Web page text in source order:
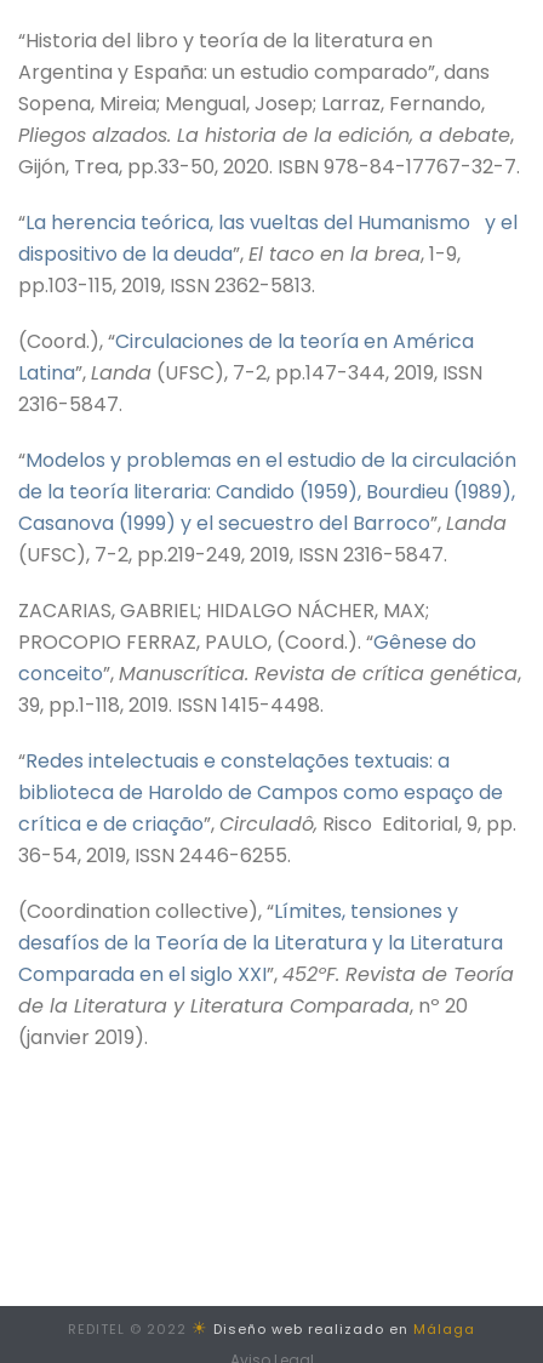
“Historia del libro y teoría de la literatura en
Argentina y España: un estudio comparado”, dans
Sopena, Mireia; Mengual, Josep; Larraz, Fernando,
Pliegos alzados. La historia de la edición, a debate,
Gijón, Trea, pp.33-50, 2020. ISBN 978-84-17767-32-7.
“La herencia teórica, las vueltas del Humanismo y el
dispositivo de la deuda”,El taco en la brea, 1-9,
pp.103-115, 2019, ISSN 2362-5813.
(Coord.), “Circulaciones de la teoría en América
Latina”,Landa (UFSC), 7-2, pp.147-344, 2019, ISSN
2316-5847.
“Modelos y problemas en el estudio de la circulación
de la teoría literaria: Candido (1959), Bourdieu (1989),
Casanova (1999) y el secuestro del Barroco”,Landa
(UFSC), 7-2, pp.219-249, 2019, ISSN 2316-5847.
ZACARIAS, GABRIEL; HIDALGO NÁCHER, MAX;
PROCOPIO FERRAZ, PAULO, (Coord.). “Gênese do
conceito”,Manuscrítica. Revista de crítica genética,
39, pp.1-118, 2019. ISSN 1415-4498.
“Redes intelectuais e constelações textuais: a
biblioteca de Haroldo de Campos como espaço de
crítica e de criação”,Circuladô, Risco Editorial, 9, pp.
36-54, 2019, ISSN 2446-6255.
(Coordination collective), “Límites, tensiones y
desafíos de la Teoría de la Literatura y la Literatura
Comparada en el siglo XXI”,452ºF. Revista de Teoría
de la Literatura y Literatura Comparada, nº 20
(janvier 2019).
REDITEL © 2022 ☀ Diseño web realizado en Málaga